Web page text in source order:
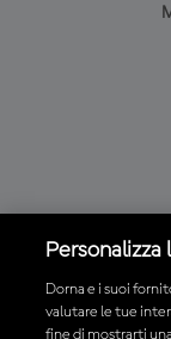
Personalizza
Dorna e i suoi
valutare le tue
fine di mostrarti